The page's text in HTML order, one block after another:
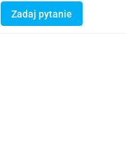
Zadaj pytanie